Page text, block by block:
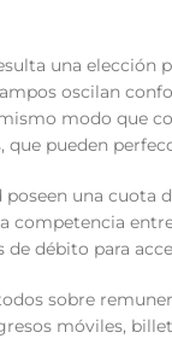
una
oscilan
modo que
pueden
una
competencia
débito para
sobre
móviles,